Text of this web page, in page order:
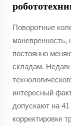
Поворотные
постоянно
складам.
интересный
допускают на
корректировке